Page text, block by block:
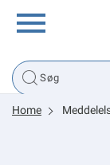
Borger
Home